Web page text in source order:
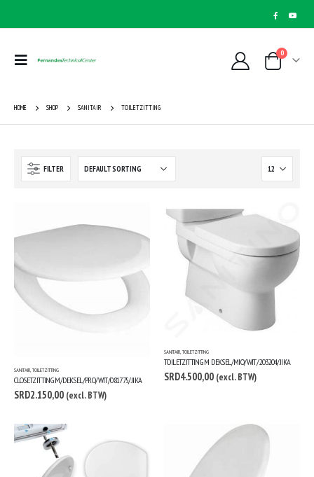
0
HOME SHOP SANITAIR TOILETZITTING
FILTER
SANITAIR, TOILETZITTING
CLOSETZITTING M/DEKSEL/PRO/WIT/081775/JIKA
SRD2.150,00 (excl. BTW)
SANITAIR, TOILETZITTING
TOILETZITTING M DEKSEL/MIO/WIT/203204/JIKA
SRD4.500,00 (excl. BTW)